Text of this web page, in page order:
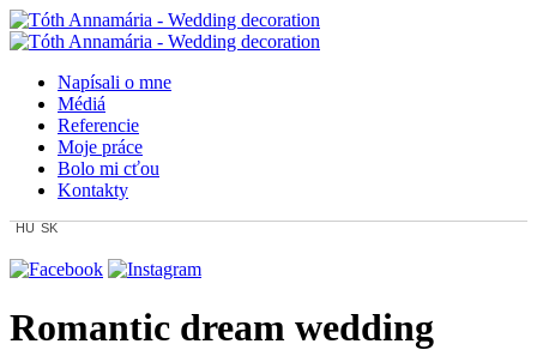
Napísali o mne
Médiá
Referencie
Moje práce
Bolo mi cťou
Kontakty
HU SK
Romantic dream wedding